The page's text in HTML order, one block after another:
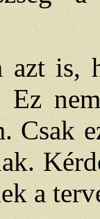
is,
Ez
Csak
a